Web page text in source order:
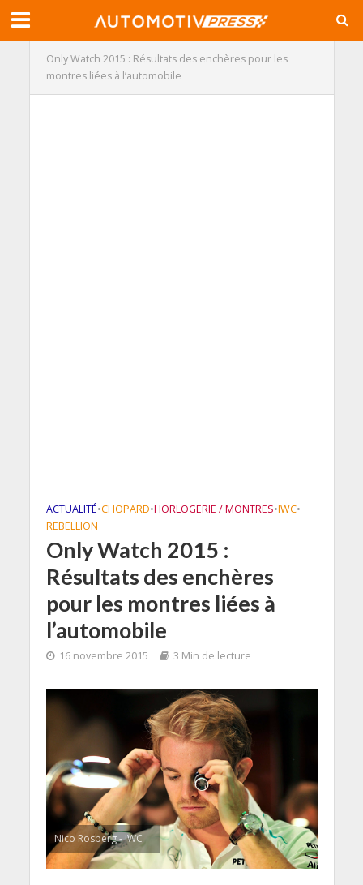
Only Watch 2015 : Résultats des enchères pour les
montres liées à l’automobile
ACTUALITÉ•CHOPARD•HORLOGERIE / MONTRES•IWC•
REBELLION
Only Watch 2015 :
Résultats des enchères
pour les montres liées à
l’automobile
16 novembre 2015 3 Min de lecture
Nico Rosberg - IWC